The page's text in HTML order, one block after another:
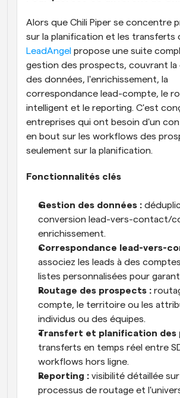
Alors que Chili Piper se concentre
LeadAngel propose une suite
gestion des prospects, couvrant la
des données, l'enrichissement, la
correspondance lead-compte, le
intelligent et le reporting. C'est
entreprises qui ont besoin d'un
en bout sur les workflows des
seulement sur la planification.
Fonctionnalités clés
Gestion des données :
conversion lead-vers-contact/
enrichissement.
Correspondance lead-vers-
associez les leads à des
listes personnalisées pour
Routage des prospects :
compte, le territoire ou les
individus ou des équipes.
Transfert et planification des
transferts en temps réel entre
workflows hors ligne.
Reporting : visibilité détaillée
processus de routage et